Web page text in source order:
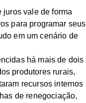
juros vale de forma
para programar seus
em um cenário de
há mais de dois
produtores rurais,
recursos internos
de renegociação,